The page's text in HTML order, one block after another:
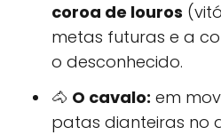
coroa de louros
metas futuras e a
o desconhecido.
🐴 O cavalo: em
patas dianteiras no